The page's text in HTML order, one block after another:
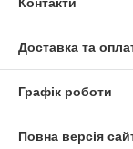
Контакти
Доставка та
Графік роботи
Повна версія